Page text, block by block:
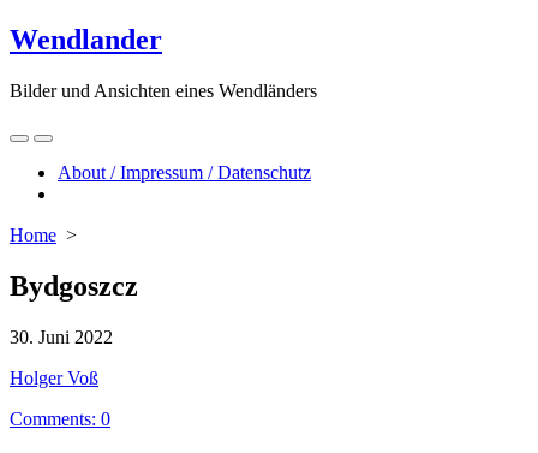
Skip
to
Wendlander
Bilder und Ansichten eines Wendländers
Search
Toggle
Menu
About / Impressum / Datenschutz
Home >
Bydgoszcz
Published
30. Juni 2022
Author
Holger Voß
Comments: 0